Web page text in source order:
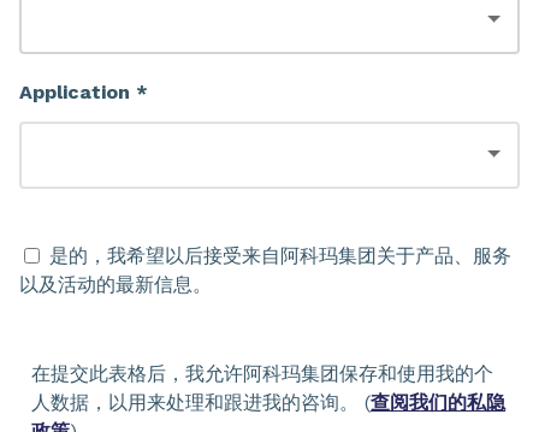
Application *
是的，我希望以后接受来自阿科玛集团关于产品、服务
以及活动的最新信息。
在提交此表格后，我允许阿科玛集团保存和使用我的个
人数据，以用来处理和跟进我的咨询。 (查阅我们的私隐